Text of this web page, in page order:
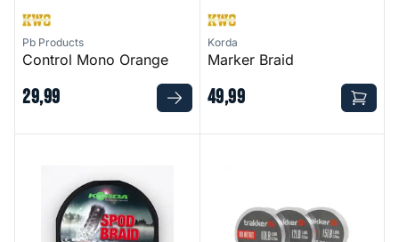
Pb Products
Control Mono Orange
29,99
Korda
Marker Braid
49,99